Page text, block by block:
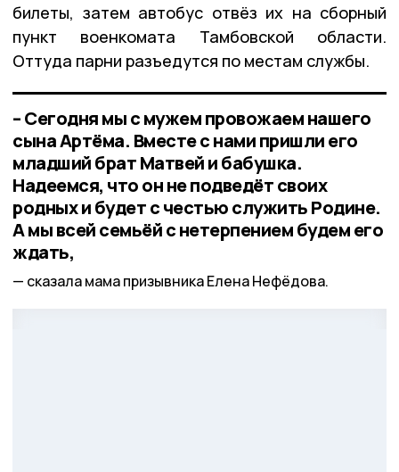
билеты, затем автобус отвёз их на сборный
пункт военкомата Тамбовской области.
Оттуда парни разъедутся по местам службы.
– Сегодня мы с мужем провожаем нашего
сына Артёма. Вместе с нами пришли его
младший брат Матвей и бабушка.
Надеемся, что он не подведёт своих
родных и будет с честью служить Родине.
А мы всей семьёй с нетерпением будем его
ждать,
сказала мама призывника Елена Нефёдова.